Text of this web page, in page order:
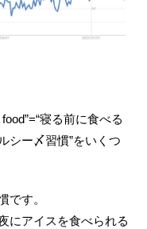
寝る前に食べる
シー〆習慣”をいくつ
です。
にアイスを食べられる